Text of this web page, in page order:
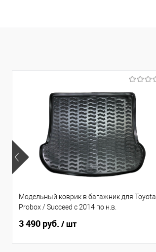
Купить в 1 клик
Сравнение
Модельный коврик в багажник для Toyota
Probox / Succeed с 2014 по н.в.
3 490 руб. / шт